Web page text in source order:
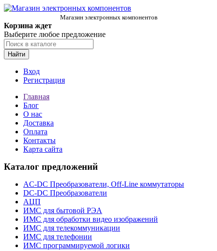
Магазин электронных компонентов
Корзина ждет
Выберите любое предложение
Найти
Вход
Регистрация
Главная
Блог
О нас
Доставка
Оплата
Контакты
Карта сайта
Каталог предложений
AC-DC Преобразователи, Off-Line коммутаторы
DC-DC Преобразователи
АЦП
ИМС для бытовой РЭА
ИМС для обработки видео изображений
ИМС для телекоммуникации
ИМС для телефонии
ИМС программируемой логики